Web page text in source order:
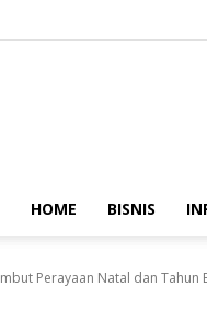
HOME BISNIS
Perayaan Natal dan